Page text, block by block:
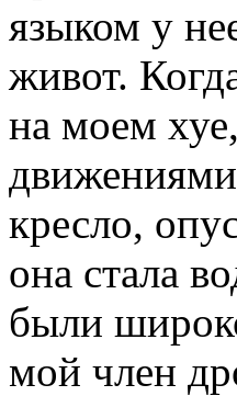
языком у
живот.
на моем
кресло,
она стала
были
мой член